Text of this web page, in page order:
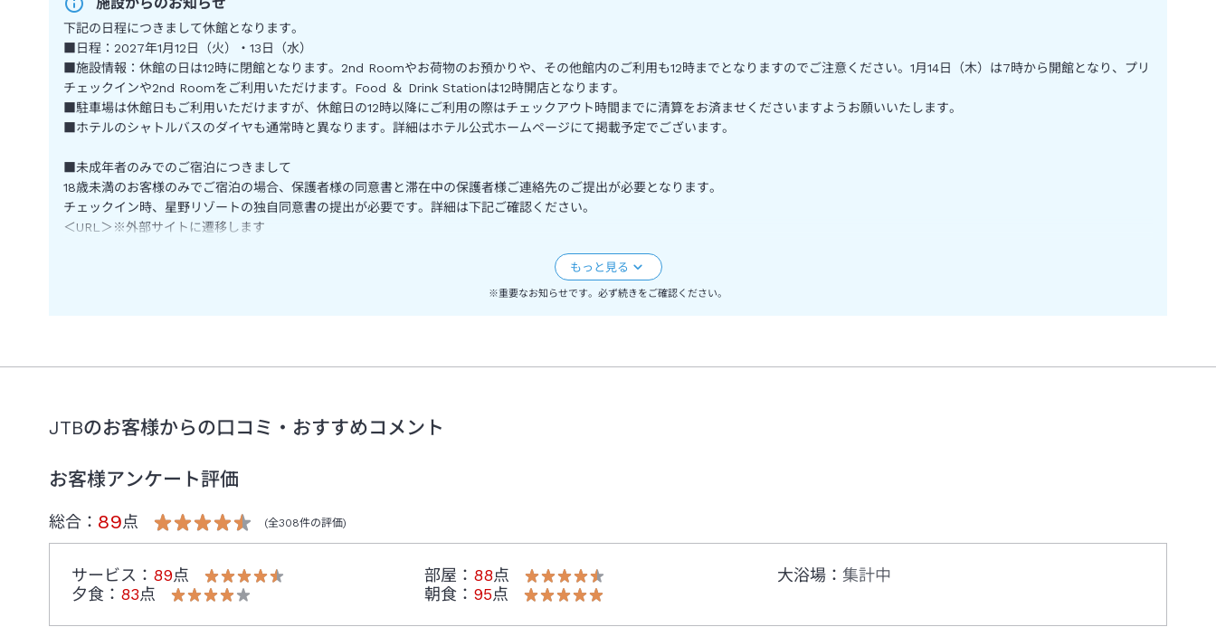
早い出発でもしっかりご飯を⾷べてパ ワーチャージすることができます。他にも、2nd Roomの横には24時間営業のショップ「Food &
Drink Station」もあり、⼿軽につまめるお菓⼦や、翌⽇のための軽⾷や飲み物など、いつでも好きな時に購⼊ できます。テーマパーク旅
ならではの夜遅い到着や朝早い出発に合わせた⾷事の提供をすることで、快 適な滞在をサポートします。
下記の日程につきまして休館となります。
■日程：2027年1月12日（火）・13日（水）
■施設情報：休館の日は12時に閉館となります。2nd Roomやお荷物のお預かりや、その他館内のご利用も12時までとなりますのでご注意ください。1月14日（木）は7時から開館となり、プリ
チェックインや2nd Roomをご利用いただけます。Food ＆ Drink Stationは12時開店となります。
■駐車場は休館日もご利用いただけますが、休館日の12時以降にご利用の際はチェックアウト時間までに清算をお済ませくださいますようお願いいたします。
■ホテルのシャトルバスのダイヤも通常時と異なります。詳細はホテル公式ホームページにて掲載予定でございます。
■未成年者のみでのご宿泊につきまして
18歳未満のお客様のみでご宿泊の場合、保護者様の同意書と滞在中の保護者様ご連絡先のご提出が必要となります。
チェックイン時、星野リゾートの独自同意書の提出が必要です。詳細は下記ご確認ください。
＜URL＞※外部サイトに遷移します
※重要なお知らせです。必ず続きをご確認ください。
JTBのお客様からの口コミ・おすすめコメント
お客様アンケート評価
総合： 89点 (全308件の評価)
サービス ： 89点 部屋 ： 88点 大浴場 ： 集計中
夕食 ： 83点 朝食 ： 95点